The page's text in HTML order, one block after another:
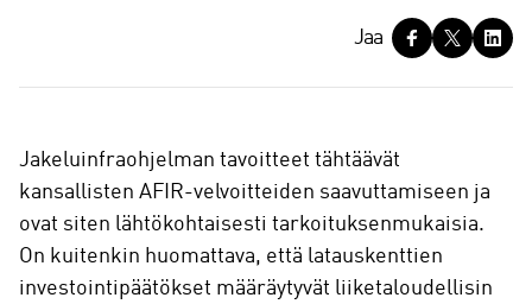
a
Jaa
Jakeluinfraohjelman tavoitteet tähtäävät
kansallisten AFIR-velvoitteiden saavuttamiseen ja
ovat siten lähtökohtaisesti tarkoituksenmukaisia.
On kuitenkin huomattava, että latauskenttien
investointipäätökset määräytyvät liiketaloudellisin